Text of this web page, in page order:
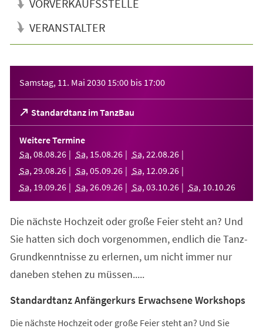
VORVERKAUFSSTELLE
VERANSTALTER
Samstag, 11. Mai 2030 15:00 bis 17:00
Standardtanz im TanzBau
(Öffnet
in
einem
neuen
Tab)
Weitere Termine
Sa, 08.08.26 Sa, 15.08.26 Sa, 22.08.26
Sa, 29.08.26 Sa, 05.09.26 Sa, 12.09.26
Sa, 19.09.26 Sa, 26.09.26 Sa, 03.10.26 Sa, 10.10.26
Die nächste Hochzeit oder große Feier steht an? Und
Sie hatten sich doch vorgenommen, endlich die Tanz-
Grundkenntnisse zu erlernen, um nicht immer nur
daneben stehen zu müssen.....
Standardtanz Anfängerkurs Erwachsene Workshops
Die nächste Hochzeit oder große Feier steht an? Und Sie